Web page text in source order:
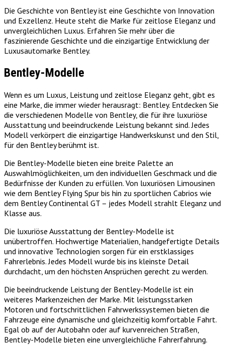
Die Geschichte von Bentley ist eine Geschichte von Innovation
und Exzellenz. Heute steht die Marke für zeitlose Eleganz und
unvergleichlichen Luxus. Erfahren Sie mehr über die
faszinierende Geschichte und die einzigartige Entwicklung der
Luxusautomarke Bentley.
Bentley-Modelle
Wenn es um Luxus, Leistung und zeitlose Eleganz geht, gibt es
eine Marke, die immer wieder herausragt: Bentley. Entdecken Sie
die verschiedenen Modelle von Bentley, die für ihre luxuriöse
Ausstattung und beeindruckende Leistung bekannt sind. Jedes
Modell verkörpert die einzigartige Handwerkskunst und den Stil,
für den Bentley berühmt ist.
Die Bentley-Modelle bieten eine breite Palette an
Auswahlmöglichkeiten, um den individuellen Geschmack und die
Bedürfnisse der Kunden zu erfüllen. Von luxuriösen Limousinen
wie dem Bentley Flying Spur bis hin zu sportlichen Cabrios wie
dem Bentley Continental GT – jedes Modell strahlt Eleganz und
Klasse aus.
Die luxuriöse Ausstattung der Bentley-Modelle ist
unübertroffen. Hochwertige Materialien, handgefertigte Details
und innovative Technologien sorgen für ein erstklassiges
Fahrerlebnis. Jedes Modell wurde bis ins kleinste Detail
durchdacht, um den höchsten Ansprüchen gerecht zu werden.
Die beeindruckende Leistung der Bentley-Modelle ist ein
weiteres Markenzeichen der Marke. Mit leistungsstarken
Motoren und fortschrittlichen Fahrwerkssystemen bieten die
Fahrzeuge eine dynamische und gleichzeitig komfortable Fahrt.
Egal ob auf der Autobahn oder auf kurvenreichen Straßen,
Bentley-Modelle bieten eine unvergleichliche Fahrerfahrung.